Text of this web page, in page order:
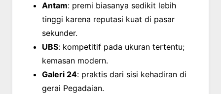
Antam: premi biasanya sedikit lebih
tinggi karena reputasi kuat di pasar
sekunder.
UBS: kompetitif pada ukuran tertentu;
kemasan modern.
Galeri 24: praktis dari sisi kehadiran di
gerai Pegadaian.